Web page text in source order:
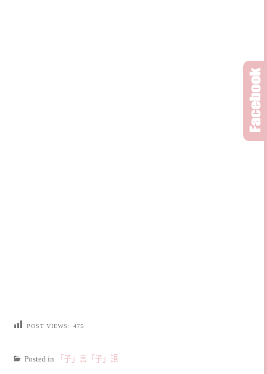
POST VIEWS: 475
Posted in 「子」言「子」語